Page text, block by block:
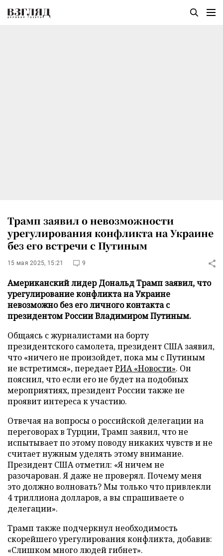
Трамп заявил о невозможности
урегулирования конфликта на Украине
без его встречи с Путиным
15 мая 2025, 15:21 9
Американский лидер Дональд Трамп заявил, что
урегулирование конфликта на Украине
невозможно без его личного контакта с
президентом России Владимиром Путиным.
Общаясь с журналистами на борту
президентского самолета, президент США заявил,
что «ничего не произойдет, пока мы с Путиным
не встретимся», передаетРИА «Новости». Он
пояснил, что если его не будет на подобных
мероприятиях, президент России также не
проявит интереса к участию.
Отвечая на вопросы о российской делегации на
переговорах в Турции, Трамп заявил, что не
испытывает по этому поводу никаких чувств и не
считает нужным уделять этому внимание.
Президент США отметил: «Я ничем не
разочарован. Я даже не проверял. Почему меня
это должно волновать? Мы только что привлекли
4 триллиона долларов, а вы спрашиваете о
делегации».
Трамп также подчеркнул необходимость
скорейшего урегулирования конфликта, добавив:
«Слишком много людей гибнет».